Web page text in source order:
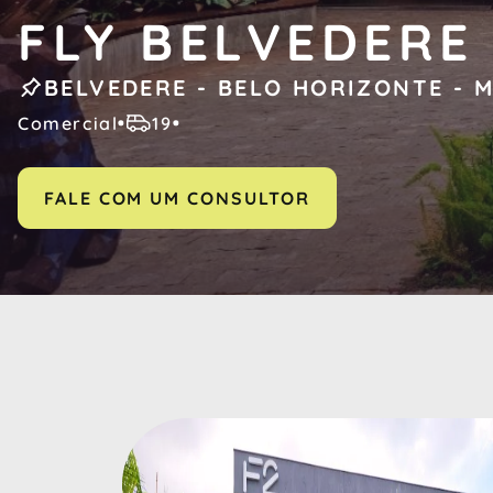
FLY BELVEDERE
BELVEDERE - BELO HORIZONTE -
Comercial 19
FALE COM UM CONSULTOR